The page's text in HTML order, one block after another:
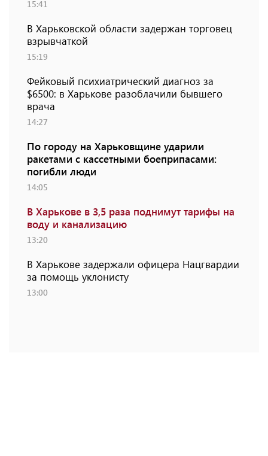
15:41
В Харьковской области задержан торговец
взрывчаткой
15:19
Фейковый психиатрический диагноз за
$6500: в Харькове разоблачили бывшего
врача
14:27
По городу на Харьковщине ударили
ракетами с кассетными боеприпасами:
погибли люди
14:05
В Харькове в 3,5 раза поднимут тарифы на
воду и канализацию
13:20
В Харькове задержали офицера Нацгвардии
за помощь уклонисту
13:00